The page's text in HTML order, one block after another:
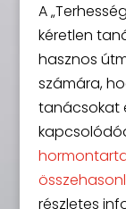
A
kéretlen
hasznos
számára,
tanácsokat
részletes